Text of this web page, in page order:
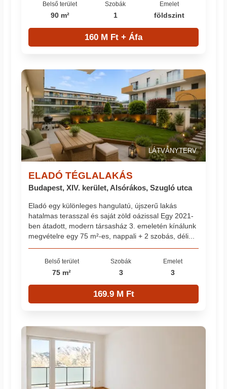
Belső terület
90 m²
Szobák
1
Emelet
földszint
160 M Ft + Áfa
LÁTVÁNYTERV
ELADÓ TÉGLALAKÁS
Budapest, XIV. kerület, Alsórákos, Szugló utca
Eladó egy különleges hangulatú, újszerű lakás
hatalmas terasszal és saját zöld oázissal Egy 2021-
ben átadott, modern társasház 3. emeletén kínálunk
megvételre egy 75 m²-es, nappali + 2 szobás, déli...
Belső terület
75 m²
Szobák
3
Emelet
3
169.9 M Ft